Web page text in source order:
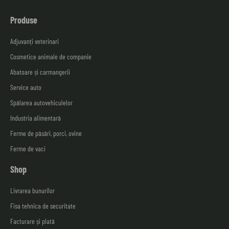
Produse
Adjuvanți veterinari
Cosmetice animale de companie
Abatoare și carmangerii
Service auto
Spălarea autovehiculelor
Industria alimentară
Ferme de păsări, porci, ovine
Ferme de vaci
Shop
Livrarea bunurilor
Fisa tehnica de securitate
Facturare și plată